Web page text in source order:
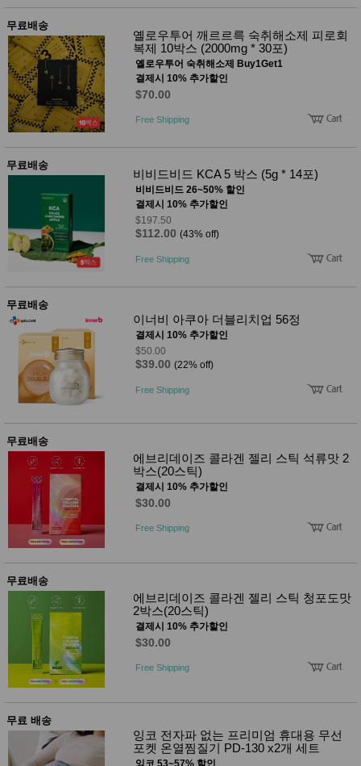
무료배송
옐로우투어 깨르르륵 숙취해소제 피로회
복제 10박스 (2000mg * 30포)
옐로우투어 숙취해소제 Buy1Get1
결제시 10% 추가할인
$70.00
Free Shipping
무료배송
비비드비드 KCA 5 박스 (5g * 14포)
비비드비드 26~50% 할인
결제시 10% 추가할인
$197.50
$112.00 (43% off)
Free Shipping
무료배송
이너비 아쿠아 더블리치업 56정
결제시 10% 추가할인
$50.00
$39.00 (22% off)
Free Shipping
무료배송
에브리데이즈 콜라겐 젤리 스틱 석류맛 2
박스(20스틱)
결제시 10% 추가할인
$30.00
Free Shipping
무료배송
에브리데이즈 콜라겐 젤리 스틱 청포도맛
2박스(20스틱)
결제시 10% 추가할인
$30.00
Free Shipping
무료 배송
잉코 전자파 없는 프리미엄 휴대용 무선
포켓 온열찜질기 PD-130 x2개 세트
잉코 53~57% 할인